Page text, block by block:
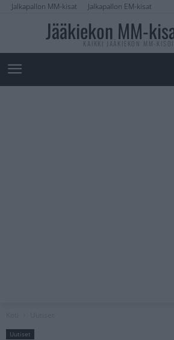
Jalkapallon MM-kisat Jalkapallon EM-kisat
Jääkiekon MM-
KAIKKI JÄÄKIEKON MM-
Uutiset